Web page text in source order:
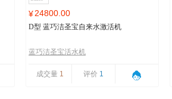
¥24800.00
D型 蓝巧洁圣宝自来水激活机
蓝巧洁圣宝活水机
成交量 1 评价 1